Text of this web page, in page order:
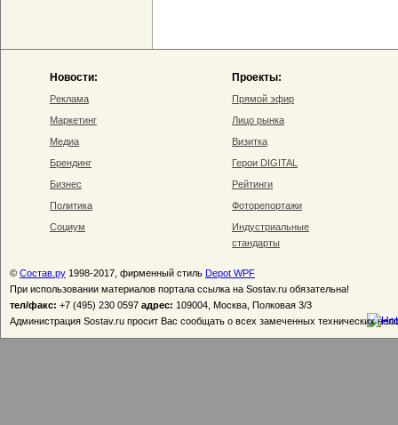
Новости:
Реклама
Маркетинг
Медиа
Брендинг
Бизнес
Политика
Социум
Проекты:
Прямой эфир
Лицо рынка
Визитка
Герои DIGITAL
Рейтинги
Фоторепортажи
Индустриальные
стандарты
© Состав.ру 1998-2017, фирменный стиль Depot WPF
При использовании материалов портала ссылка на Sostav.ru обязательна!
тел/факс: +7 (495) 230 0597 адрес: 109004, Москва, Полковая 3/3
Администрация Sostav.ru просит Вас сообщать о всех замеченных технических